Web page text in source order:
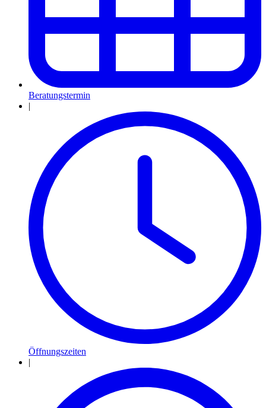
Beratungstermin
|
Öffnungszeiten
|